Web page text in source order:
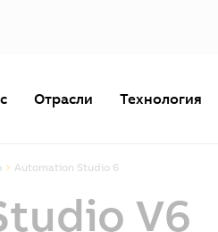
Отрасли Технология
Automation Studio 6
V6